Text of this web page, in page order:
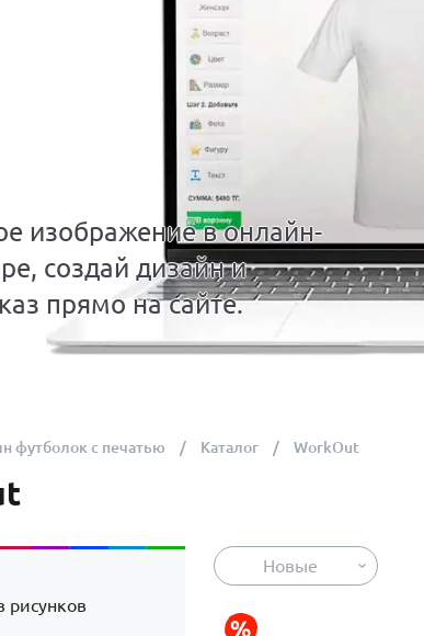
изображение в онлайн-
создай дизайн и
прямо на сайте.
футболок с печатью Каталог WorkOut
рисунков
Новые